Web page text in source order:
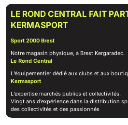
LE ROND CENTRAL FAIT
KERMASPORT
Sport 2000 Brest
Notre magasin physique, à Brest Kergaradec.
Le Rond Central
L’équipementier dédié aux clubs et aux
Kermasport
L’expertise marchés publics et collectivités.
Vingt ans d’expérience dans la distribution
des collectivités et des passionnés